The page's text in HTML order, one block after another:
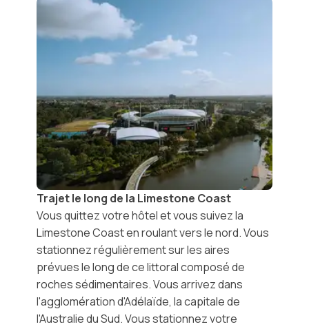
Trajet le long de la Limestone Coast
Vous quittez votre hôtel et vous suivez la
Limestone Coasten roulant vers le nord. Vous
stationnez régulièrement sur les aires
prévues le long de ce littoral composé de
roches sédimentaires. Vous arrivez dans
l'agglomération d'Adélaïde, la capitale de
l'Australie du Sud. Vous stationnez votre